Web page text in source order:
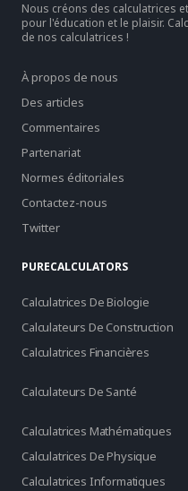
Nous créons des calculatrices
pour l'éducation et le plaisir.
de nos calculatrices !
À propos de nous
Des articles
Commentaires
Partenariat
Normes éditoriales
Contactez-nous
Twitter
PURECALCULATORS
Calculatrices De Biologie
Calculateurs De Construction
Calculatrices Financières
Calculateurs De Santé
Calculatrices Mathématiques
Calculatrices De Physique
Calculatrices Informatiques